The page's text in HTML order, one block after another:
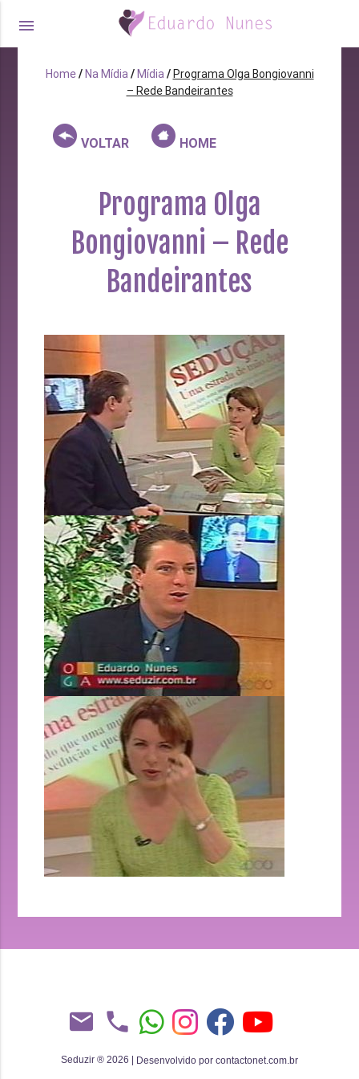
menu
Home/Na Mídia/Mídia/Programa Olga Bongiovanni
– Rede Bandeirantes
VOLTAR HOME
Programa Olga
Bongiovanni – Rede
Bandeirantes
email phone
Seduzir ® 2026 Desenvolvido por contactonet.com.br